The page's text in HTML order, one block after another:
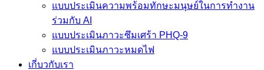
แบบประเมินความพร้อมทักษะมนุษย์ในการทำงาน
ร่วมกับ AI
แบบประเมินภาวะซึมเศร้า PHQ-9
แบบประเมินภาวะหมดไฟ
เกี่บวกับเรา